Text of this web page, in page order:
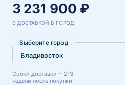
3 231 900 ₽
С ДОСТАВКОЙ В ГОРОД:
Выберите город
Сроки доставки ~ 2-3
недели после покупки